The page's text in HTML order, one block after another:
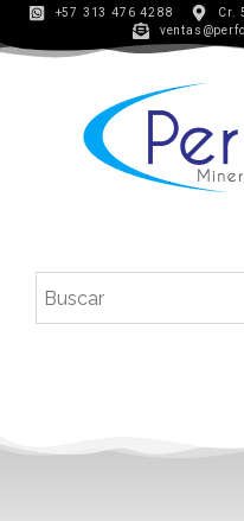
+57 313 476 4288
Cr.